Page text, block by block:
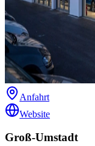
Anfahrt
Website
Groß-Umstadt